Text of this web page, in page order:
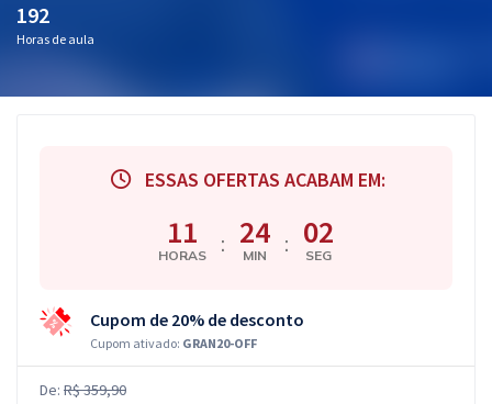
192
Horas de aula
ESSAS OFERTAS ACABAM EM:
11
HORAS : 24
MIN : 01
SEG
Cupom de 20% de desconto
Cupom ativado: GRAN20-OFF
De: R$ 359,90